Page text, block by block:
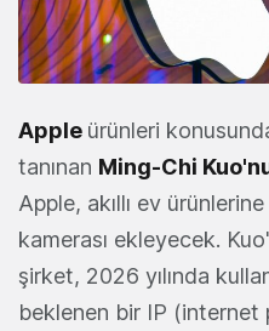
Apple ürünleri
tanınan Ming-Chi
Apple, akıllı ev
kamerası ekleyecek.
şirket, 2026 yılında
beklenen bir IP (internet